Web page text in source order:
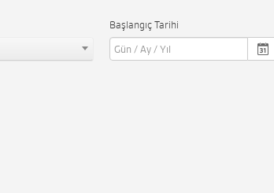
Başlangıç Tarihi